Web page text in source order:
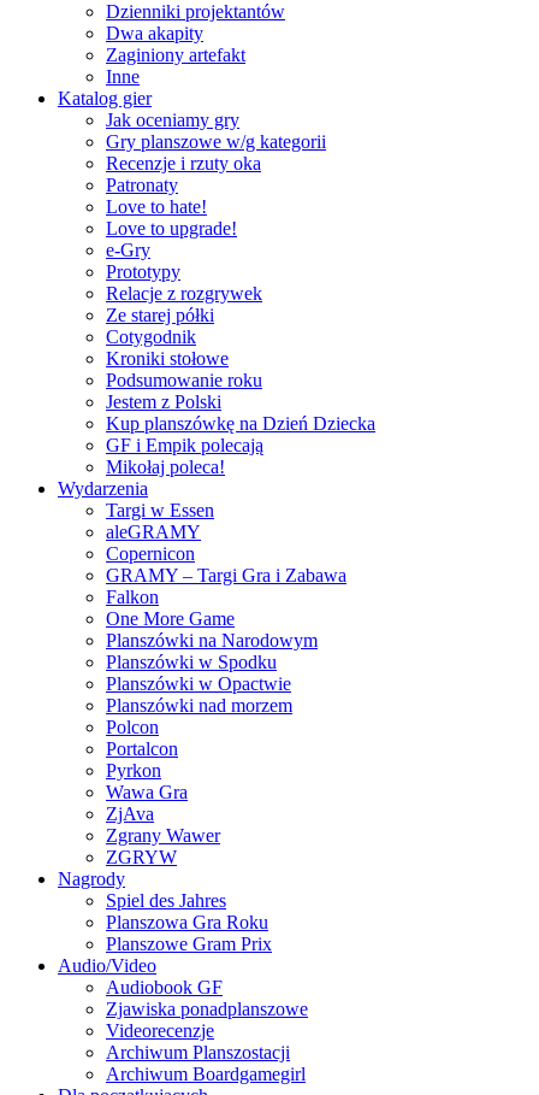
Dzienniki projektantów
Dwa akapity
Zaginiony artefakt
Inne
Katalog gier
Jak oceniamy gry
Gry planszowe w/g kategorii
Recenzje i rzuty oka
Patronaty
Love to hate!
Love to upgrade!
e-Gry
Prototypy
Relacje z rozgrywek
Ze starej półki
Cotygodnik
Kroniki stołowe
Podsumowanie roku
Jestem z Polski
Kup planszówkę na Dzień Dziecka
GF i Empik polecają
Mikołaj poleca!
Wydarzenia
Targi w Essen
aleGRAMY
Copernicon
GRAMY – Targi Gra i Zabawa
Falkon
One More Game
Planszówki na Narodowym
Planszówki w Spodku
Planszówki w Opactwie
Planszówki nad morzem
Polcon
Portalcon
Pyrkon
Wawa Gra
ZjAva
Zgrany Wawer
ZGRYW
Nagrody
Spiel des Jahres
Planszowa Gra Roku
Planszowe Gram Prix
Audio/Video
Audiobook GF
Zjawiska ponadplanszowe
Videorecenzje
Archiwum Planszostacji
Archiwum Boardgamegirl